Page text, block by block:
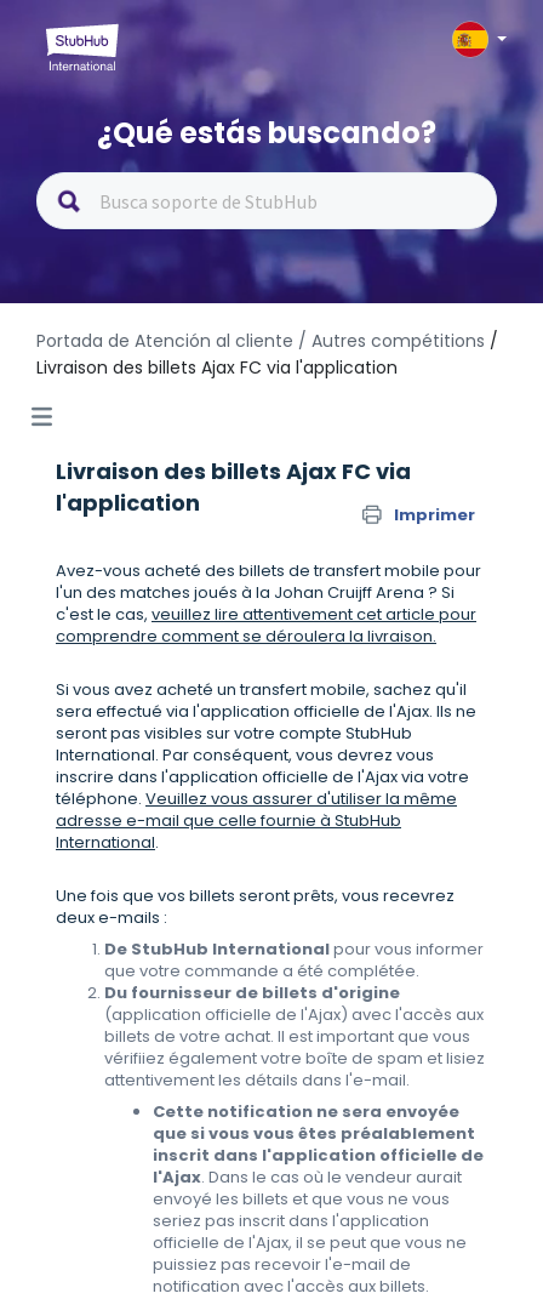
¿Qué estás buscando?
Portada de Atención al cliente / Autres compétitions /
Livraison des billets Ajax FC via l'application
Livraison des billets Ajax FC via
l'application
Imprimer
Avez-vous acheté des billets de transfert mobile pour
l'un des matches joués à la Johan Cruijff Arena ? Si
c'est le cas, veuillez lire attentivement cet article pour
comprendre comment se déroulera la livraison.
Si vous avez acheté un transfert mobile, sachez qu'il
sera effectué via l'application officielle de l'Ajax. Ils ne
seront pas visibles sur votre compte StubHub
International. Par conséquent, vous devrez vous
inscrire dans l'application officielle de l'Ajax via votre
téléphone. Veuillez vous assurer d'utiliser la même
adresse e-mail que celle fournie à StubHub
International.
Une fois que vos billets seront prêts, vous recevrez
deux e-mails :
De StubHub Internationalpour vous informer
que votre commande a été complétée.
Du fournisseur de billets d'origine
(application officielle de l'Ajax) avec l'accès aux
billets de votre achat. Il est important que vous
vérifiiez également votre boîte de spam et lisiez
attentivement les détails dans l'e-mail.
Cette notification ne sera envoyée
que si vous vous êtes préalablement
inscrit dans l'application officielle de
l'Ajax. Dans le cas où le vendeur aurait
envoyé les billets et que vous ne vous
seriez pas inscrit dans l'application
officielle de l'Ajax, il se peut que vous ne
puissiez pas recevoir l'e-mail de
notification avec l'accès aux billets.